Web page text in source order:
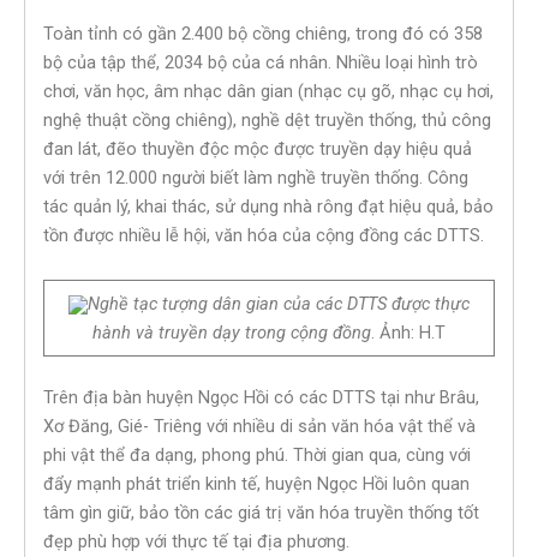
Toàn tỉnh có gần 2.400 bộ cồng chiêng, trong đó có 358
bộ của tập thể, 2034 bộ của cá nhân. Nhiều loại hình trò
chơi, văn học, âm nhạc dân gian (nhạc cụ gõ, nhạc cụ hơi,
nghệ thuật cồng chiêng), nghề dệt truyền thống, thủ công
đan lát, đẽo thuyền độc mộc được truyền dạy hiệu quả
với trên 12.000 người biết làm nghề truyền thống. Công
tác quản lý, khai thác, sử dụng nhà rông đạt hiệu quả, bảo
tồn được nhiều lễ hội, văn hóa của cộng đồng các DTTS.
Nghề tạc tượng dân gian của các DTTS được thực
hành và truyền dạy trong cộng đồng. Ảnh: H.T
Trên địa bàn huyện Ngọc Hồi có các DTTS tại như Brâu,
Xơ Đăng, Gié- Triêng với nhiều di sản văn hóa vật thể và
phi vật thể đa dạng, phong phú. Thời gian qua, cùng với
đẩy mạnh phát triển kinh tế, huyện Ngọc Hồi luôn quan
tâm gìn giữ, bảo tồn các giá trị văn hóa truyền thống tốt
đẹp phù hợp với thực tế tại địa phương.